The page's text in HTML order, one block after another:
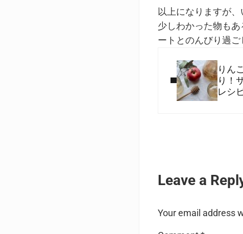
Pumpkin
Cobbler
two
topped
with
vanilla
ice
Maple
Espresso
Black
Tea
in
a
white
mug
other
pods
以上になりますが
少しわかった物も
ートとのんびり過ご
りん
り！
レシ
Leave a
Your email address